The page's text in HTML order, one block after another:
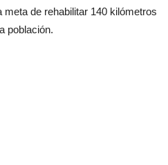
de rehabilitar 140 kilómetros
población.